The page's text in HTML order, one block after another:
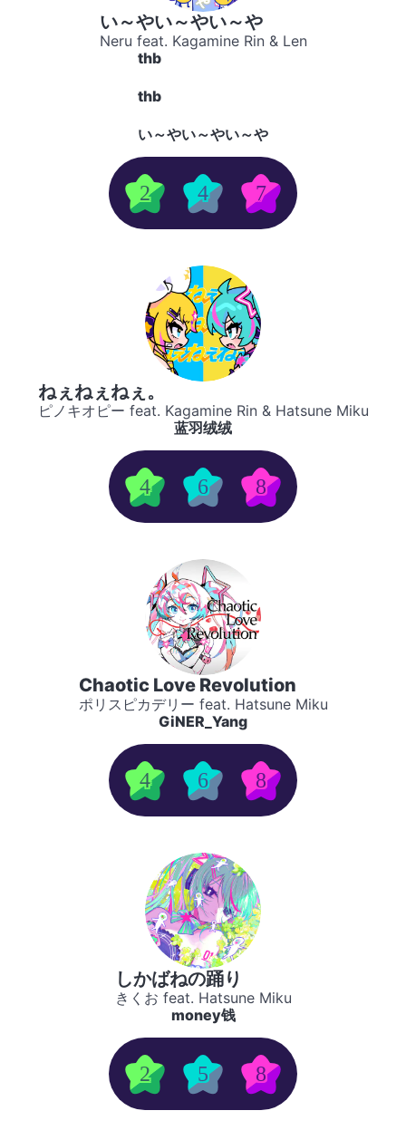
い～やい～やい～や
Neru feat. Kagamine Rin & Len
thb
thb
い～やい～やい～や
2 4 7
ねぇねぇねぇ。
ピノキオピー feat. Kagamine Rin & Hatsune Miku
蓝羽绒绒
4 6 8
Chaotic Love Revolution
ポリスピカデリー feat. Hatsune Miku
GiNER_Yang
4 6 8
しかばねの踊り
きくお feat. Hatsune Miku
money钱
2 5 8